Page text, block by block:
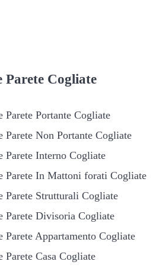
Parete Cogliate
Parete Portante Cogliate
Parete Non Portante Cogliate
Parete Interno Cogliate
Parete In Mattoni forati Cogliate
Parete Strutturali Cogliate
Parete Divisoria Cogliate
Parete Appartamento Cogliate
Parete Casa Cogliate